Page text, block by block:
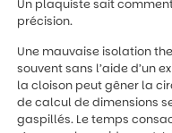
Un plaquiste sait
précision.
Une mauvaise isolation
souvent sans l’aide d’un
la cloison peut gêner la
de calcul de dimensions
gaspillés. Le temps